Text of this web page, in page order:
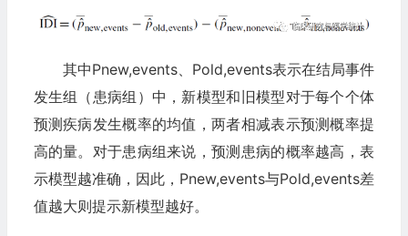
其中Pnew,events、Pold,events表示在结局事件
发生组（患病组）中，新模型和旧模型对于每个个体
预测疾病发生概率的均值，两者相减表示预测概率提
高的量。对于患病组来说，预测患病的概率越高，表
示模型越准确，因此，Pnew,events与Pold,events差
值越大则提示新模型越好。